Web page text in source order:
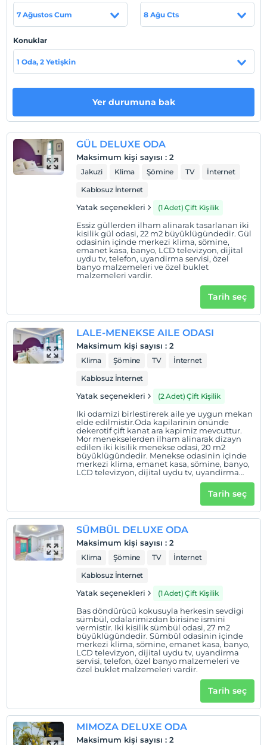
mimarisinden ilham alarak otel tasarimimizi yarattik.
Tarihi tas bloklarla yapilmis özel konaklama birimimiz,
modern mimari ile desteklenmistir. Konfor ve kültürün
iç içe geçtigi bu ortamda, aradiginiz huzuru bulacak ve
tamamen dogal bir atmosferin içinde yer alacaksiniz.
sanal dünyadan kopmadan huzurlu bir deneyim
güvenli hizmet almaniza yardimci olmaktadir. Her
odanin kendine özel banyosu bulunmakta ve kablo TV
yayina erisim ücretsiz olarak sunulmaktadir.
Tesis lokasyon bilgileri
Otel Adnan Menderes Havaalani'na 60 km, Çesme'ye 44
km, Izmir'e 40 km uzakliktadir.
Haritada Göster
Check/in
En erken saat 14:00 ve sonrası
Check/out
En geç saat 12:00 ve öncesi
Evcil hayvan kabul edilmemektedir.
Odalarda sigara içilmez
Tesisimizde 12 yaş altı çocuklar konaklayamaz
7 Ağustos Cum 8 Ağu Cts
Konuklar
1 Oda, 2 Yetişkin
Yer durumuna bak
GÜL DELUXE ODA
Maksimum kişi sayısı : 2
Jakuzi Klima Şömine TV
İnternet
Kablosuz İnternet
Yatak seçenekleri (1 Adet) Çift Kişilik
Essiz güllerden ilham alinarak tasarlanan iki
kisilik gül odasi, 22 m2 büyüklügündedir. Gül
odasinin içinde merkezi klima, sömine,
emanet kasa, banyo, LCD televizyon, dijital
uydu tv, telefon, uyandirma servisi, özel
banyo malzemeleri ve özel buklet
malzemeleri vardir.
Tarih seç
LALE-MENEKSE AILE ODASI
Maksimum kişi sayısı : 2
Klima Şömine TV
İnternet
Kablosuz İnternet
Yatak seçenekleri (2 Adet) Çift Kişilik
Iki odamizi birlestirerek aile ye uygun mekan
elde edilmistir.Oda kapilarinin önünde
dekerotif çift kanat ara kapimiz mevcuttur.
Mor menekselerden ilham alinarak dizayn
edilen iki kisilik menekse odasi, 20 m2
büyüklügündedir. Menekse odasinin içinde
merkezi klima, emanet kasa, sömine, banyo,
LCD televizyon, dijital uydu tv, uyandirma
servisi, telefon, özel banyo malzemeleri ve
özel buklet malzemeleri vardir. Menekse ve
lale odalari birlestirilip 2 çift kisilik yatak ile
figürlerinin nakis gibi islendigi yastik kiliflari
kisilik lale odasi, 16 m2 büyüklügündedir.
Lale odasinin içinde merkezi klima, emanet
kasa, banyo, LCD televizyon, dijital uydu tv,
uyandirma servisi, telefon, özel banyo
malzemeleri ve özel buklet malzemeleri
vardir. Lale ve menekse odalari birlestirilip 2
çift kisilik yatak ile aile odasi olarak
kullanilabilir.
Tarih seç
SÜMBÜL DELUXE ODA
Maksimum kişi sayısı : 2
Klima Şömine TV
İnternet
Kablosuz İnternet
Yatak seçenekleri (1 Adet) Çift Kişilik
Bas döndürücü kokusuyla herkesin sevdigi
sümbül, odalarimizdan birisine ismini
vermistir. Iki kisilik sümbül odasi, 27 m2
büyüklügündedir. Sümbül odasinin içinde
merkezi klima, sömine, emanet kasa, banyo,
LCD televizyon, dijital uydu tv, uyandirma
servisi, telefon, özel banyo malzemeleri ve
özel buklet malzemeleri vardir.
Tarih seç
MIMOZA DELUXE ODA
Maksimum kişi sayısı : 2